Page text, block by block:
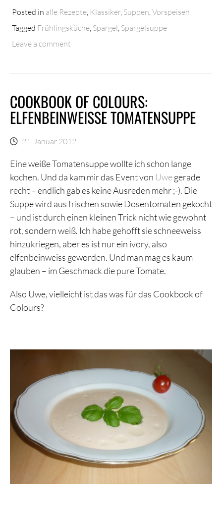
Posted in alle Rezepte Klassiker, Suppen Vorspeisen
Tagged Frühlingsküche Spargel Spargelsuppe
Leave a comment
COOKBOOK OF COLOURS:
ELFENBEINWEISSE TOMATENSUPPE
21. Januar 2012
Eine weiße Tomatensuppe wollte ich schon lange
kochen. Und da kam mir das Event von Uwegerade
recht – endlich gab es keine Ausreden mehr ;-). Die
Suppe wird aus frischen sowie Dosentomaten gekocht
– und ist durch einen kleinen Trick nicht wie gewohnt
rot, sondern weiß. Ich habe gehofft sie schneeweiss
hinzukriegen, aber es ist nur ein ivory, also
elfenbeinweiss geworden. Und man mag es kaum
glauben – im Geschmack die pure Tomate.
Also Uwe, vielleicht ist das was für das Cookbook of
Colours?